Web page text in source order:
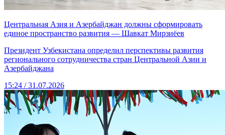
Центральная Азия и Азербайджан должны сформировать
единое пространство развития — Шавкат Мирзиёев
Президент Узбекистана определил перспективы развития
регионального сотрудничества стран Центральной Азии и
Азербайджана
15:24 / 31.07.2026